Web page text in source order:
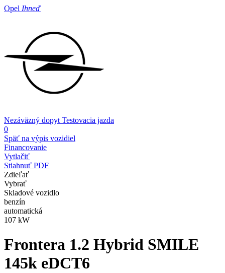
Opel Ihneď
Nezáväzný dopyt Testovacia jazda
0
Späť na výpis vozidiel
Financovanie
Vytlačiť
Stiahnuť PDF
Zdieľať
Vybrať
Skladové vozidlo
benzín
automatická
107 kW
Frontera 1.2 Hybrid SMILE
145k eDCT6